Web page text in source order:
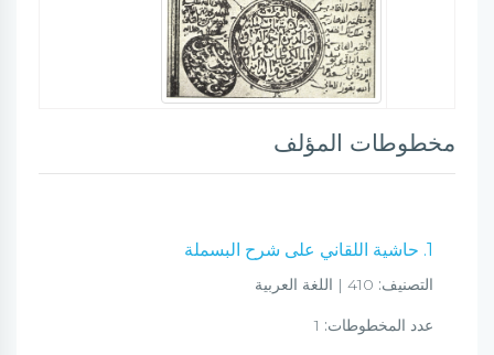
مخطوطات المؤلف
1. حاشية اللقاني على شرح البسملة
التصنيف:
عدد المخطوطات: